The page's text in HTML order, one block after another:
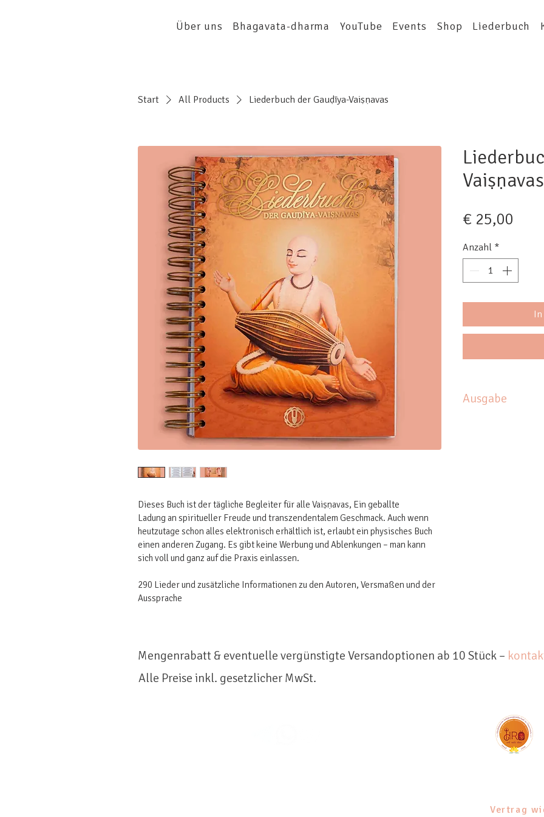
Über uns Bhagavata-dharma YouTube Events Shop Liederbuch
Start All Products Liederbuch der Gauḍīya-Vaiṣṇavas
Dieses Buch ist der tägliche Begleiter für alle Vaiṣṇavas, Ein geballte
Ladung an spiritueller Freude und transzendentalem Geschmack. Auch wenn
heutzutage schon alles elektronisch erhältlich ist, erlaubt ein physisches Buch
einen anderen Zugang. Es gibt keine Werbung und Ablenkungen – man kann
sich voll und ganz auf die Praxis einlassen.
290 Lieder und zusätzliche Informationen zu den Autoren, Versmaßen und der
Aussprache
Vaiṣṇavas
€ 25,00
Anzahl *
Ausgabe
Mengenrabatt & eventuelle vergünstigte Versandoptionen ab 10 Stück –
Alle Preise inkl. gesetzlicher MwSt.
Vertrag